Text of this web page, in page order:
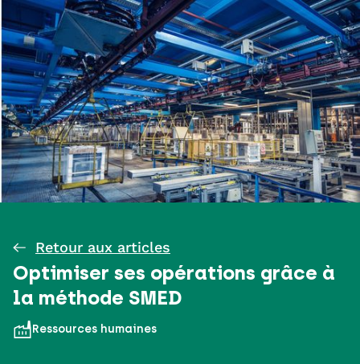
Retour aux articles
Optimiser ses opérations grâce à
la méthode SMED
Ressources humaines